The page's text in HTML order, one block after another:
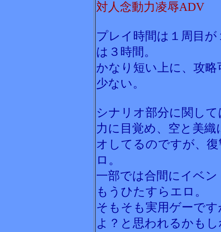
対人念動力凌辱ADV
プレイ時間は１周目
は３時間。
かなり短い上に、攻
少ない。
シナリオ部分に関し
力に目覚め、空と美
オしてるのですが、
ロ。
一部では合間にイベ
もうひたすらエロ。
そもそも実用ゲーで
よ？と思われるかも